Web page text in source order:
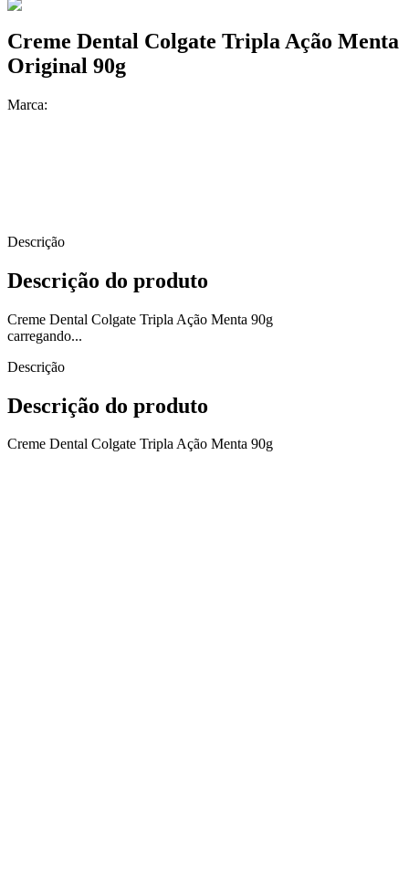
Creme Dental Colgate Tripla Ação Menta
Original 90g
Marca:
Descrição
Descrição do produto
Creme Dental Colgate Tripla Ação Menta 90g
carregando...
Descrição
Descrição do produto
Creme Dental Colgate Tripla Ação Menta 90g